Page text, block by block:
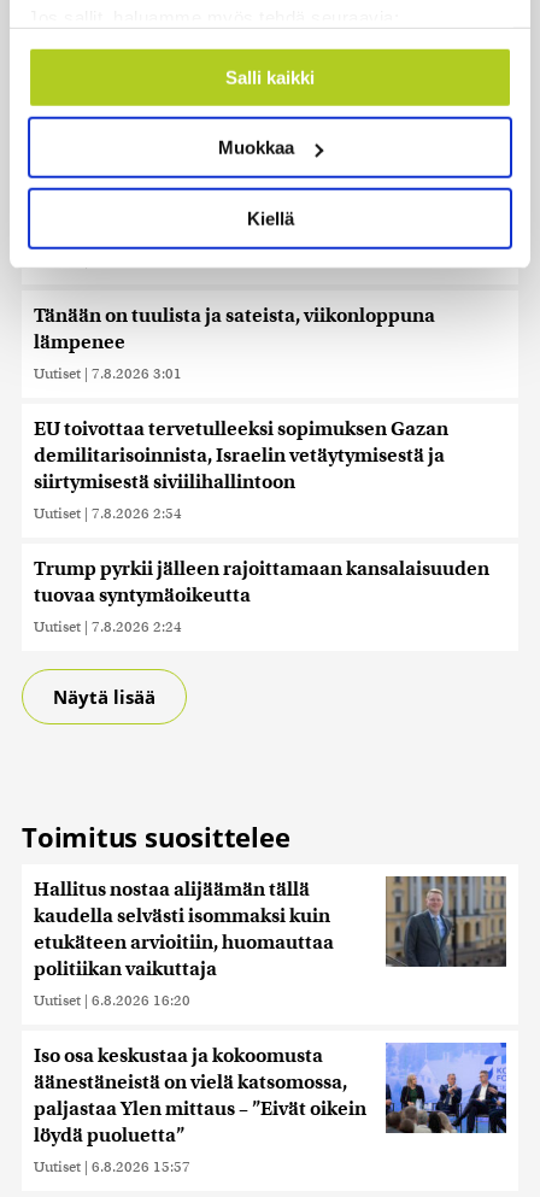
Kerätä tietoja maantieteellisestä sijainnistasi,
mahdollisesti muutaman metrin tarkkuudella
ominaispiirteitä aktiivisesti (sormenjäljen
Lue lisää siitä, miten henkilötietojasi käsitellään ja miten
suostumustasi tai peruuttaa sen milloin vain
evästeilmoituksessa.
Käytämme evästeitä tarjoamamme sisällön ja mainosten
räätälöimiseen, sosiaalisen median ominaisuuksien
tukemiseen ja kävijämäärämme analysoimiseen. Lisäksi
jaamme sosiaalisen median, mainosalan ja analytiikka-
sivustoamme. Kumppanimme voivat yhdistää näitä
tietoja muihin tietoihin, joita olet antanut heille tai joita on
kerätty, kun olet käyttänyt heidän palvelujaan. Tietoja
saatetaan myös siirtää ulkomaille.
Salli kaikki
Muokkaa
Kiellä
Uutiset | 7.8.2026 5:48
Uutistoimistot: Saudi-Arabia, Turkki ja Pakistan
Tänään on tuulista ja sateista, viikonloppuna
lämpenee
Uutiset | 7.8.2026 3:01
EU toivottaa tervetulleeksi sopimuksen Gazan
demilitarisoinnista, Israelin vetäytymisestä ja
siirtymisestä siviilihallintoon
Uutiset | 7.8.2026 2:54
Trump pyrkii jälleen rajoittamaan kansalaisuuden
tuovaa syntymäoikeutta
Uutiset | 7.8.2026 2:24
Näytä lisää
Toimitus suosittelee
Hallitus nostaa alijäämän tällä
kaudella selvästi isommaksi kuin
etukäteen arvioitiin, huomauttaa
politiikan vaikuttaja
Uutiset | 6.8.2026 16:20
Iso osa keskustaa ja kokoomusta
äänestäneistä on vielä katsomossa,
paljastaa Ylen mittaus – ”Eivät oikein
löydä puoluetta”
Uutiset | 6.8.2026 15:57